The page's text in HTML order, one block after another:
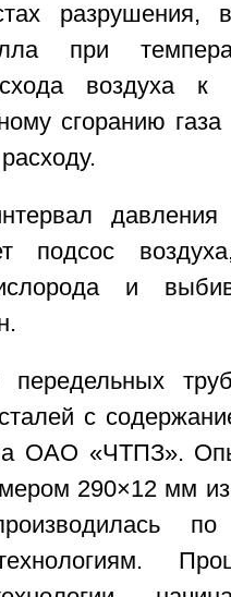
разрушения,
при
воздуха к
сгоранию газа
подсос
и
передельных
с
ОАО «ЧТПЗ».
290×12 мм